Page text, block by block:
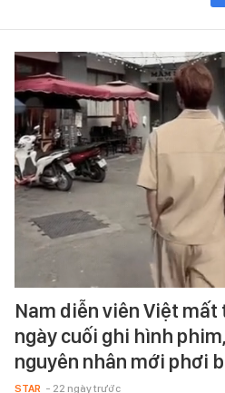
Nam diễn viên Việt
ngày cuối ghi hình
nguyên nhân mới phơi
STAR - 22 ngày trước